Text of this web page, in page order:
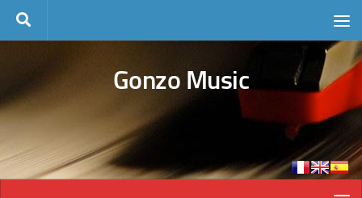
Skip to content
Gonzo Music